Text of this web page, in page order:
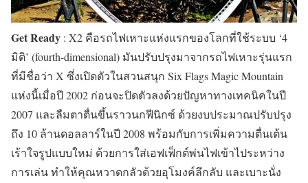
Get Ready : X2 คือรถไฟเหาะแห่งแรกของโลกที่ใช้ระบบ ‘4
มิติ’ (fourth-dimensional) มันปรับปรุงมาจากรถไฟเหาะรุ่นแรก
ที่มีชื่อว่า X ซึ่งเปิดตัวในสวนสนุก Six Flags Magic Mountain
แห่งนี้เมื่อปี 2002 ก่อนจะปิดตัวลงด้วยปัญหาทางเทคนิคในปี
2007 และลืมตาตื่นขึ้นราวนกฟีนิกซ์ ด้วยงบประมาณปรับปรุง
ถึง 10 ล้านดอลลาร์ในปี 2008 พร้อมกับการเพิ่มความตื่นเต้น
เร้าใจรูปแบบใหม่ ด้วยการใส่เอฟเฟ็กต์พ่นไฟเข้าไประหว่าง
การเล่น ทำให้คุณหวาดกลัวด้วยอุโมงค์ลึกลับ และเบาะนั่ง